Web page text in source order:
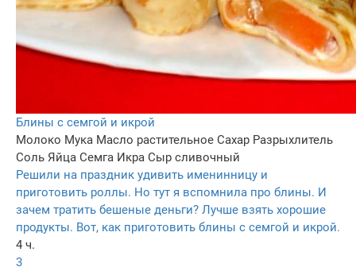
Блины с семгой и икрой
Молоко Мука Масло растительное Сахар Разрыхлитель
Соль Яйца Семга Икра Сыр сливочный
Решили на праздник удивить именинницу и
приготовить роллы. Но тут я вспомнила про блины. И
зачем тратить бешеные деньги? Лучше взять хорошие
продукты. Вот, как приготовить блины с семгой и икрой.
4 ч.
3